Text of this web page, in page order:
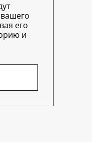
его
и